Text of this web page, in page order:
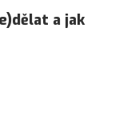
a jak